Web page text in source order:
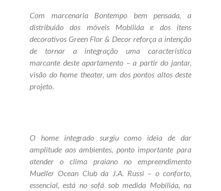
Com marcenaria Bontempo bem pensada, a
distribuião dos móveis Mobiliáa e dos itens
decorativos Green Flor & Decor reforça a intenção
de tornar a integração uma característica
marcante deste apartamento – a partir do jantar,
visão do home theater, um dos pontos altos deste
projeto.
O home integrado surgiu como ideia de dar
amplitude aos ambientes, ponto importante para
atender o clima praiano no empreendimento
Mueller Ocean Club da J.A. Russi – o conforto,
essencial, está no sofá sob medida Mobiliáa, na